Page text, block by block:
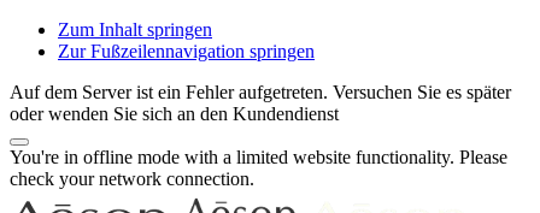
Zum Inhalt springen
Zur Fußzeilennavigation springen
Auf dem Server ist ein Fehler aufgetreten. Versuchen Sie es später
oder wenden Sie sich an den Kundendienst
You're in offline mode with a limited website functionality. Please
check your network connection.